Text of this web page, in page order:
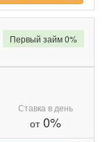
Ставка в день
от0%
Первый займ 0%